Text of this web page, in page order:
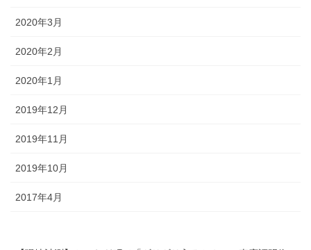
2020年3月
2020年2月
2020年1月
2019年12月
2019年11月
2019年10月
2017年4月